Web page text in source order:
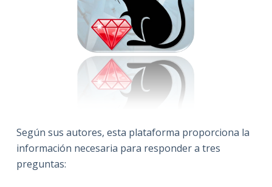
Según sus autores, esta plataforma proporciona la
información necesaria para responder a tres
preguntas: